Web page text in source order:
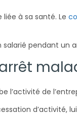
à sa santé. Le
salarié pendant un
l’activité de
d’activité,